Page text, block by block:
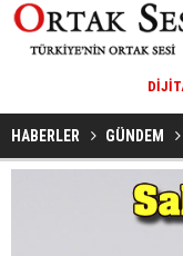
HABERLER GÜNDEM